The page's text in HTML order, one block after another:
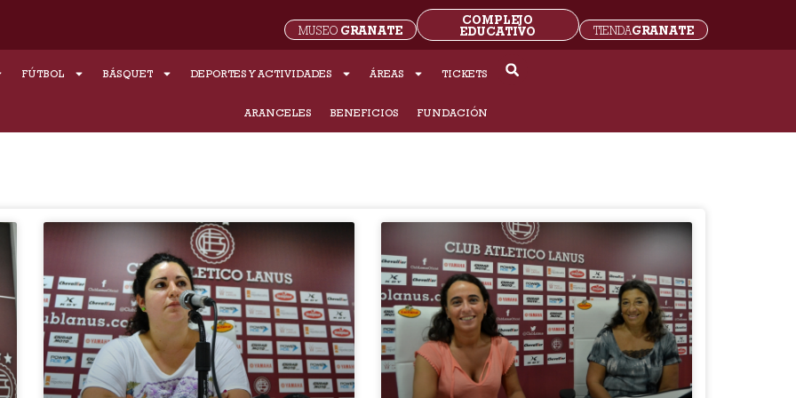
TIENDAGRANATE
COMPLEJO
EDUCATIVO
MUSEO GRANATE
FÚTBOL BÁSQUET DEPORTES Y ACTIVIDADES ÁREAS TICKETS
ARANCELES BENEFICIOS FUNDACIÓN